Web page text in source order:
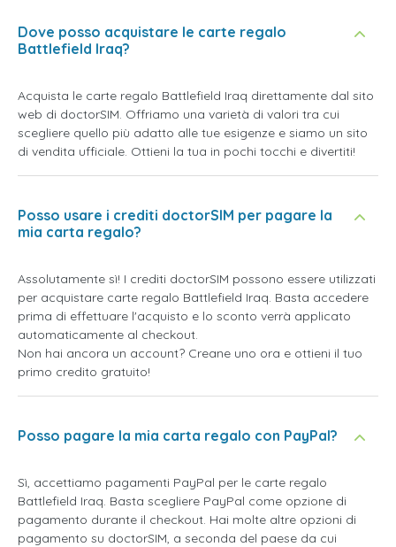
Dove posso acquistare le carte regalo
Battlefield Iraq?
Acquista le carte regalo Battlefield Iraq direttamente dal sito
web di doctorSIM. Offriamo una varietà di valori tra cui
scegliere quello più adatto alle tue esigenze e siamo un sito
di vendita ufficiale. Ottieni la tua in pochi tocchi e divertiti!
Posso usare i crediti doctorSIM per pagare la
mia carta regalo?
Assolutamente sì! I crediti doctorSIM possono essere utilizzati
per acquistare carte regalo Battlefield Iraq. Basta accedere
prima di effettuare l'acquisto e lo sconto verrà applicato
automaticamente al checkout.
Non hai ancora un account? Creane uno ora e ottieni il tuo
primo credito gratuito!
Posso pagare la mia carta regalo con PayPal?
Sì, accettiamo pagamenti PayPal per le carte regalo
Battlefield Iraq. Basta scegliere PayPal come opzione di
pagamento durante il checkout. Hai molte altre opzioni di
pagamento su doctorSIM, a seconda del paese da cui